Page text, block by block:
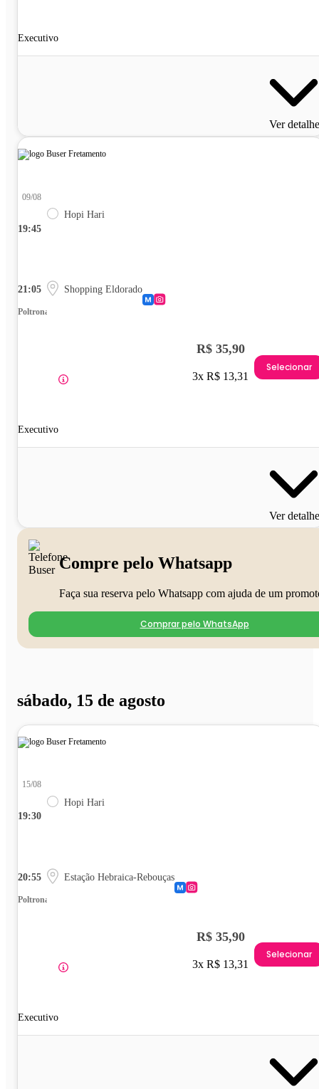
Executivo
Ver
19:45
09/08
Hopi Hari
21:05 Shopping Eldorado
Poltrona
Executivo
R$ 35,90
3x R$ 13,31
Selecionar
Ver
Compre pelo Whatsapp
Faça sua reserva pelo Whatsapp com ajuda de um
Comprar pelo WhatsApp
sábado, 15 de agosto
19:30
15/08
Hopi Hari
20:55 Estação Hebraica-Rebouças
Poltrona
Executivo
R$ 35,90
3x R$ 13,31
Selecionar